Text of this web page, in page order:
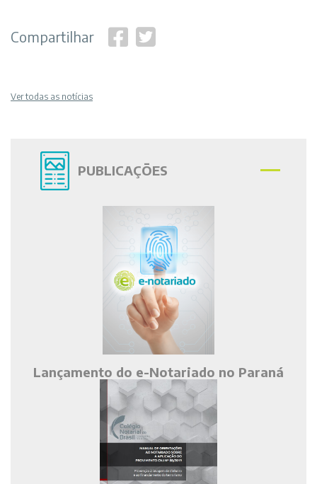
Compartilhar
Ver todas as notícias
PUBLICAÇÕES
Lançamento do e-Notariado no Paraná